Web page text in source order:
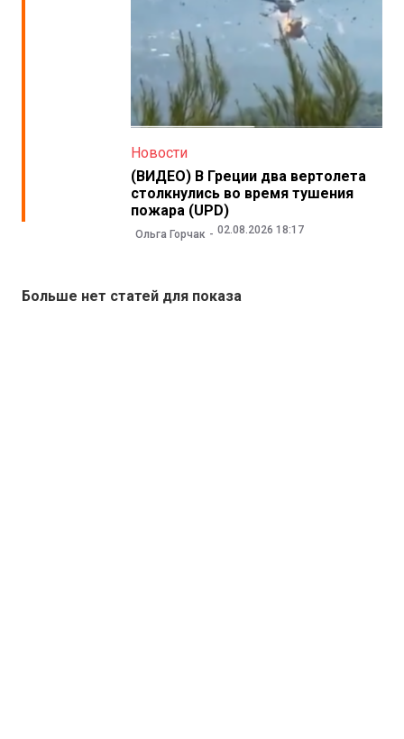
Новости
(ВИДЕО) В Греции два вертолета
столкнулись во время тушения
пожара (UPD)
Ольга Горчак 02.08.2026 18:17
Больше нет статей для показа